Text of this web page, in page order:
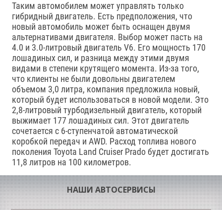
Таким автомобилем может управлять только
гибридный двигатель. Есть предположения, что
новый автомобиль может быть оснащен двумя
альтернативами двигателя. Выбор может пасть на
4.0 и 3.0-литровый двигатель V6. Его мощность 170
лошадиных сил, и разница между этими двумя
видами в степени крутящего момента. Из-за того,
что клиенты не были довольны двигателем
объемом 3,0 литра, компания предложила новый,
который будет использоваться в новой модели. Это
2,8-литровый турбодизельный двигатель, который
выжимает 177 лошадиных сил. Этот двигатель
сочетается с 6-ступенчатой автоматической
коробкой передач и AWD. Расход топлива нового
поколения Toyota Land Cruiser Prado будет достигать
11,8 литров на 100 километров.
НАШИ АВТОСЕРВИСЫ